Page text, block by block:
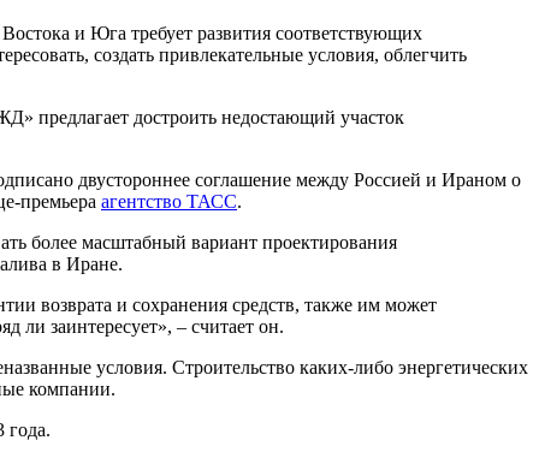
и Юга требует развития соответствующих
создать привлекательные условия, облегчить
предлагает достроить недостающий участок
двустороннее соглашение между Россией и Ираном о
премьера агентство ТАСС.
более масштабный вариант проектирования
в Иране.
возврата и сохранения средств, также им может
ли заинтересует», – считает он.
условия. Строительство каких-либо энергетических
компании.
года.